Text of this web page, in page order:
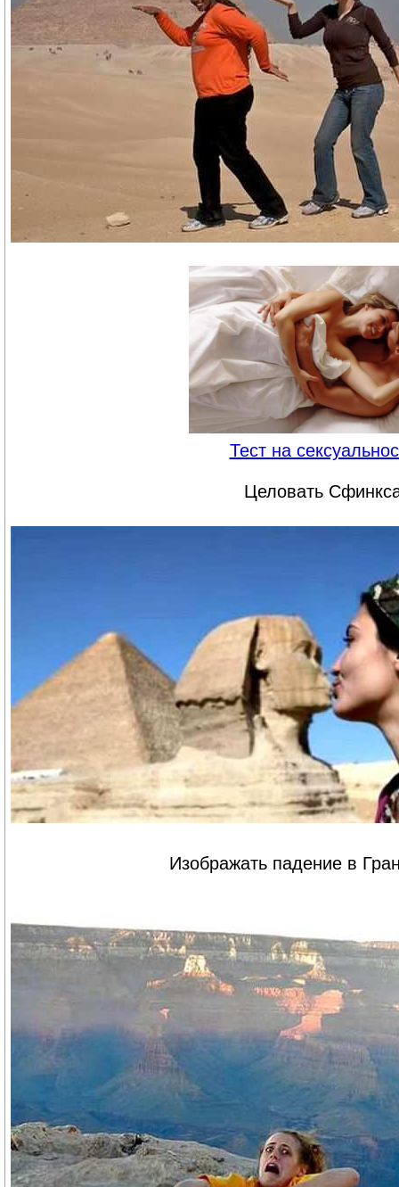
Тест на
Целовать
Изображать падение в